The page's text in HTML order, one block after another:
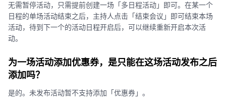
无需暂停活动，只需提前创建一场「多日程活动」即可。在某一个
日程的单场活动结束之后，主持人点击「结束会议」即可结束本场
活动，待到下一个的活动日程开启后，可以继续重新开启本次活
动。
为一场活动添加优惠券，是只能在这场活动发布之后
添加吗？
是的。未发布活动暂不支持添加「优惠券」。